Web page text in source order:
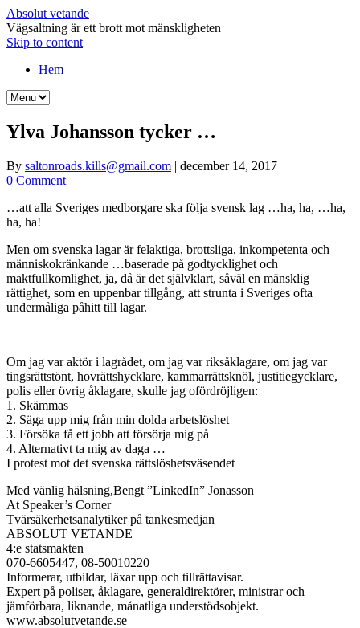
Absolut vetande
Vägsaltning är ett brott mot mänskligheten
Skip to content
Hem
Ylva Johansson tycker …
By saltonroads.kills@gmail.com | december 14, 2017
0 Comment
…att alla Sveriges medborgare ska följa svensk lag …ha, ha, …ha,
ha, ha!
Men om svenska lagar är felaktiga, brottsliga, inkompetenta och
människokränkande …baserade på godtycklighet och
maktfullkomlighet, ja, då är det självklart, såväl en mänsklig
rättighet, som en uppenbar tillgång, att strunta i Sveriges ofta
undermåliga påhitt till lagar.
Om jag var aktör i lagrådet, om jag var riksåklagare, om jag var
tingsrättstönt, hovrättshycklare, kammarrättsknöl, justitiegycklare,
polis eller övrig åklagare, skulle jag ofördröjligen:
1. Skämmas
2. Säga upp mig från min dolda arbetslöshet
3. Försöka få ett jobb att försörja mig på
4. Alternativt ta mig av daga …
I protest mot det svenska rättslöshetsväsendet
Med vänlig hälsning,Bengt ”LinkedIn” Jonasson
At Speaker’s Corner
Tvärsäkerhetsanalytiker på tankesmedjan
ABSOLUT VETANDE
4:e statsmakten
070-6605447, 08-50010220
Informerar, utbildar, läxar upp och tillrättavisar.
Expert på poliser, åklagare, generaldirektörer, ministrar och
jämförbara, liknande, månatliga understödsobjekt.
www.absolutvetande.se